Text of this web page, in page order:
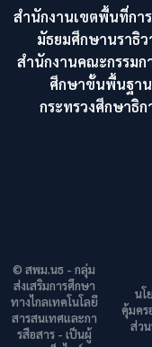
สำนักงานเขตพื้นที่กา
มัธยมศึกษานราธิว
สำนักงานคณะกรรมก
ศึกษาขั้นพื้นฐาน
กระทรวงศึกษาธิก
© สพม.นธ - กลุ่ม
ส่งเสริมการศึกษา
ทางไกลเทคโนโลยี
สารสนเทศและกา
รสือสาร - เป็นผู้
นโ
คุ้มคร
ส่ว